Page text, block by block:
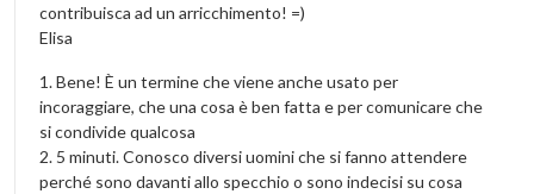
contribuisca ad un arricchimento! =)
Elisa
1. Bene! È un termine che viene anche usato per
incoraggiare, che una cosa è ben fatta e per comunicare che
si condivide qualcosa
2. 5 minuti. Conosco diversi uomini che si fanno attendere
perché sono davanti allo specchio o sono indecisi su cosa